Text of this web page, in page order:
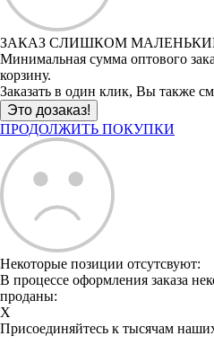
ЗАКАЗ СЛИШКОМ
Минимальная сумма оптового
корзину.
Заказать в один клик, Вы также
ПРОДОЛЖИТЬ ПОКУПКИ
Некоторые позиции отсутсвуют:
В процессе оформления заказа
проданы:
X
Присоединяйтесь к тысячам